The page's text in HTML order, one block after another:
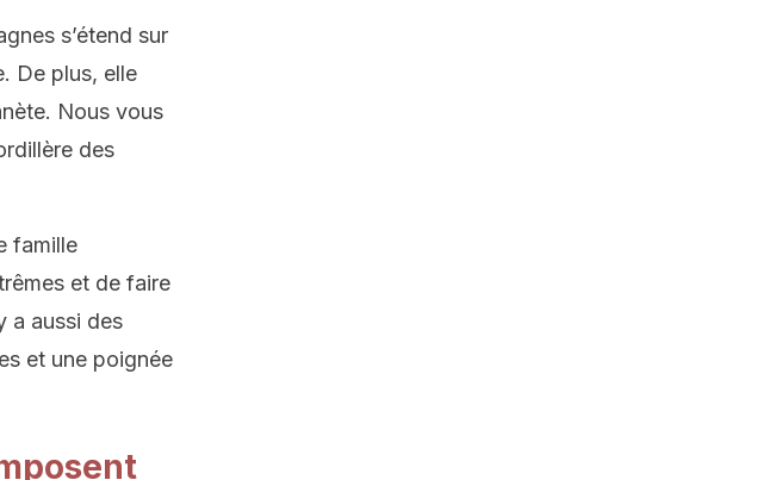
s’étend sur
De plus, elle
Nous vous
des
famille
et de faire
a aussi des
et une poignée